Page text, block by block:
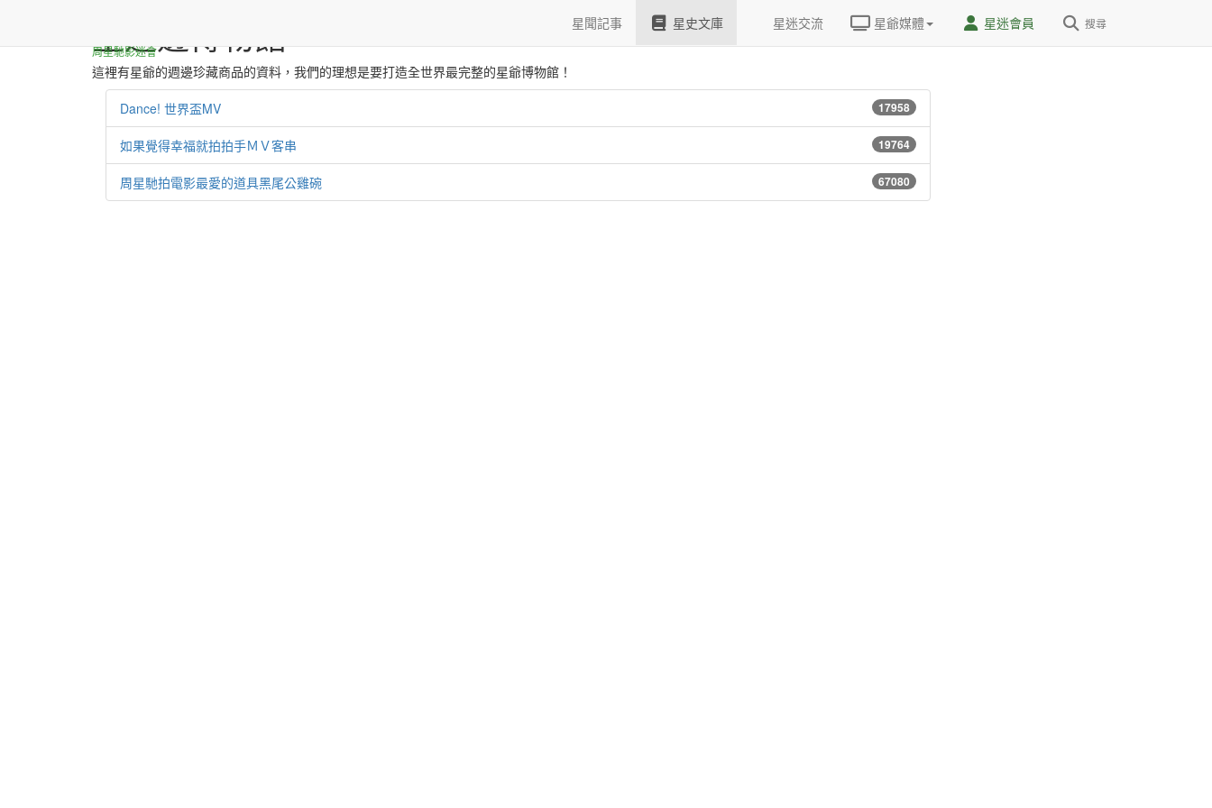
周星馳影迷會
星聞記事 星史文庫 星迷交流 星爺媒體 星迷會員 搜尋
星週邊博物館
這裡有星爺的週邊珍藏商品的資料，我們的理想是要打造全世界最完整的星爺博物館！
更多資料
Dance! 世界盃MV 17958
如果覺得幸福就拍拍手ＭＶ客串 19764
周星馳拍電影最愛的道具黑尾公雞碗 67080